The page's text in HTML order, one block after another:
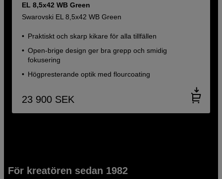
EL 8,5x42 WB Green
Swarovski EL 8,5x42 WB Green
Praktiskt och skarp kikare för alla tillfällen
Open-brige design ger bra grepp och smidig
fokusering
Högpresterande optik med flourcoating
23 900 SEK
För kreatören sedan 1982